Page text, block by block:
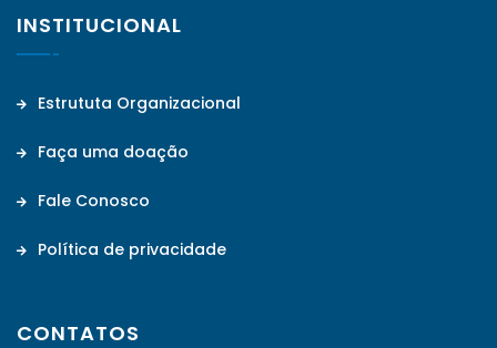
INSTITUCIONAL
Estrututa Organizacional
Faça uma doação
Fale Conosco
Política de privacidade
CONTATOS